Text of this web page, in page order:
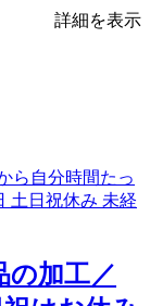
詳細を表示
の加工／